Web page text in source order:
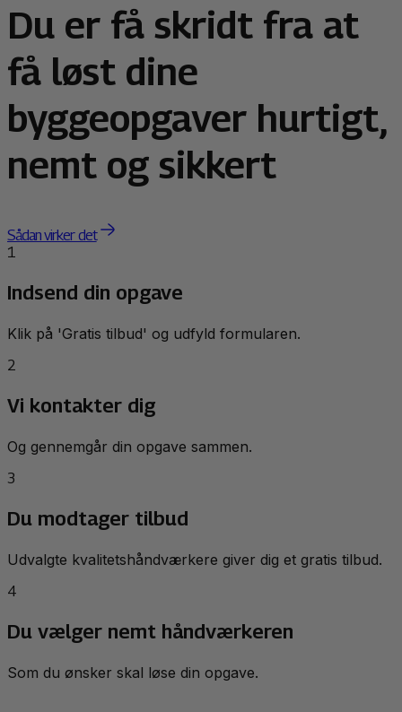
Du er få skridt fra at
få løst dine
byggeopgaver hurtigt,
nemt og sikkert
Sådan virker det
1
Indsend din opgave
Klik på 'Gratis tilbud' og udfyld formularen.
2
Vi kontakter dig
Og gennemgår din opgave sammen.
3
Du modtager tilbud
Udvalgte kvalitetshåndværkere giver dig et gratis tilbud.
4
Du vælger nemt håndværkeren
Som du ønsker skal løse din opgave.